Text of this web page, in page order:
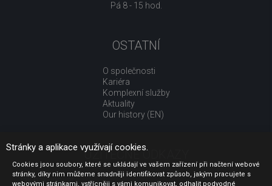
Pá 8 - 15 hod.
OSTATNÍ
O společnosti
Kariéra
Komplexní služby
Aktuality
Our history (EN)
UŽITEČNÉ ODKAZY
Jak nakupovat
Stránky a aplikace využívají cookies.
Cookies jsou soubory, které se ukládají ve vašem zařízení při načtení webové
stránky, díky nim můžeme snadněji identifikovat způsob, jakým pracujete s
webovými stránkami, vstřícněji s vámi komunikovat, odhalit podvodné